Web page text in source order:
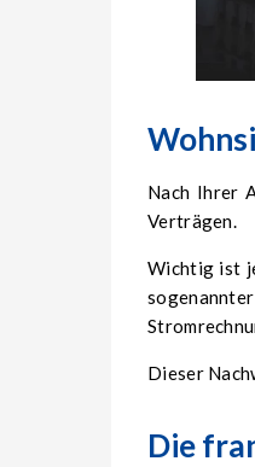
Nach Ihrer
Verträgen.
Wichtig ist
sogenannter
Dieser
Die